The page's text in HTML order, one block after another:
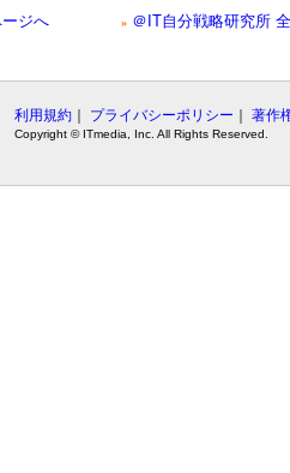
ジへ »＠IT自分戦略研究所
利用規約 プライバシーポリシー 著作
Copyright © ITmedia, Inc. All Rights Reserved.